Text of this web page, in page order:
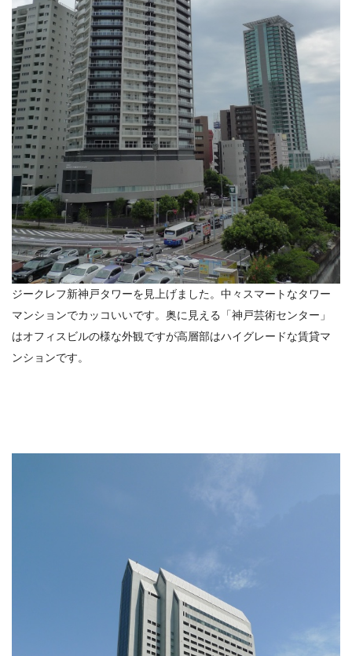
ジークレフ新神戸タワーを見上げました。中々スマートなタワー
マンションでカッコいいです。奥に見える「神戸芸術センター」
はオフィスビルの様な外観ですが高層部はハイグレードな賃貸マ
ンションです。